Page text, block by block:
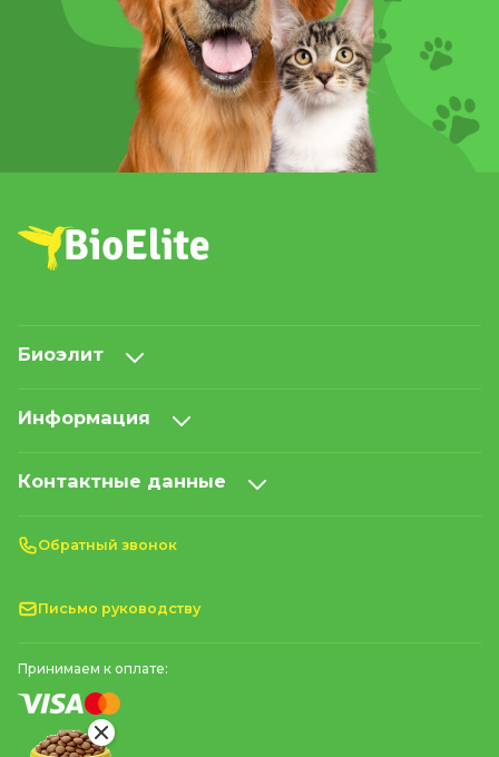
Биоэлит
Информация
Контактные данные
Обратный звонок
Письмо руководству
Принимаем к оплате: